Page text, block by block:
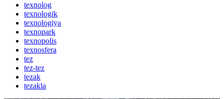
texnolog
texnologik
texnologiya
texnopark
texnopolis
texnosfera
tez
tez-tez
tezak
tezakla